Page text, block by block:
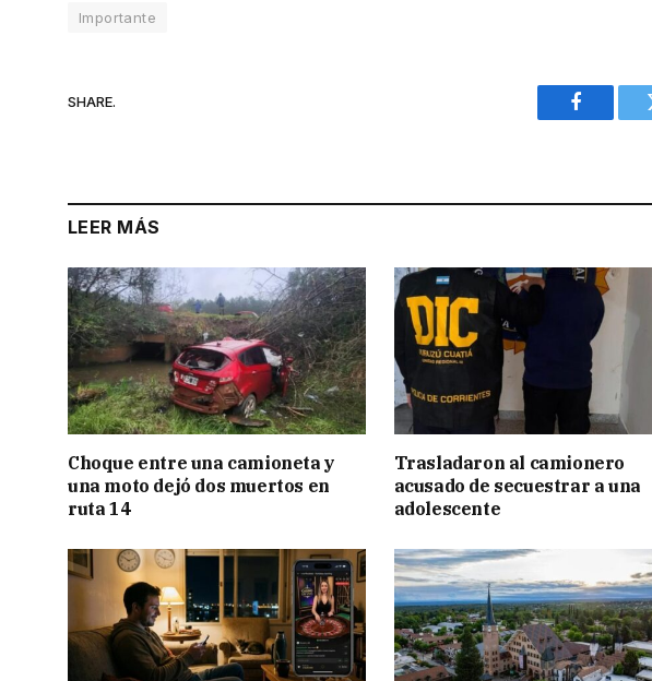
Importante
SHARE.
Facebook
LEER MÁS
Choque entre una camioneta y
una moto dejó dos muertos en
ruta 14
Trasladaron al camionero
acusado de secuestrar a una
adolescente